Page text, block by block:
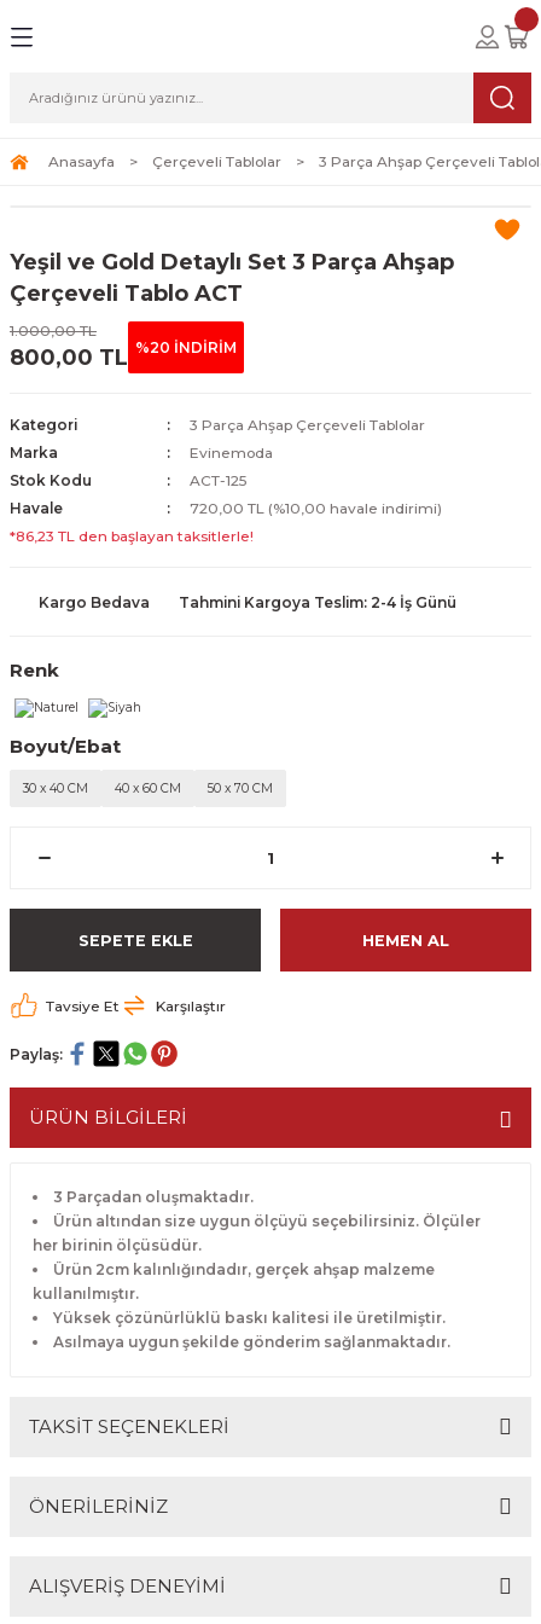
Tablolar
Tablolar
Sanat
Anasayfa Çerçeveli Tablolar 3 Parça Ahşap Çerçeveli
Yeşil ve Gold Detaylı Set 3 Parça Ahşap
Çerçeveli Tablo ACT
1.000,00 TL
800,00 TL %20 İNDİRİM
Kategori
3 Parça Ahşap Çerçeveli Tablolar
Marka
Evinemoda
Stok Kodu
ACT-125
Havale
720,00 TL (%10,00 havale indirimi)
*86,23 TL den başlayan taksitlerle!
Kargo Bedava Tahmini Kargoya Teslim: 2-4 İş Günü
Renk
Boyut/Ebat
30 x 40 CM 40 x 60 CM 50 x 70 CM
SEPETE EKLE HEMEN AL
Tavsiye Et Karşılaştır
Paylaş:
ÜRÜN BİLGİLERİ
3 Parçadan oluşmaktadır.
Ürün altından size uygun ölçüyü seçebilirsiniz. Ölçüler
her birinin ölçüsüdür.
Ürün 2cm kalınlığındadır, gerçek ahşap malzeme
kullanılmıştır.
Yüksek çözünürlüklü baskı kalitesi ile üretilmiştir.
Asılmaya uygun şekilde gönderim sağlanmaktadır.
TAKSİT SEÇENEKLERİ
ÖNERİLERİNİZ
Bu ürünün fiyat bilgisi, resim, ürün açıklamalarında ve
ALIŞVERİŞ DENEYİMİ